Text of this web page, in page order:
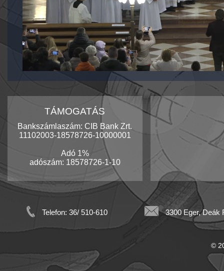
TÁMOGATÁS
Bankszámlaszám: CIB Bank Zrt.
11102003-18578726-10000001
Adó 1%
adószám: 18578726-1-10
Telefon: 36/ 510-610 3300 Eger, Deák
©